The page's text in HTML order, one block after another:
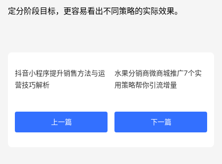
定分阶段目标，更容易看出不同策略的实际效果。
抖音小程序提升销售方法与运
营技巧解析
上一篇
水果分销商微商城推广7个实
用策略帮你引流增量
下一篇